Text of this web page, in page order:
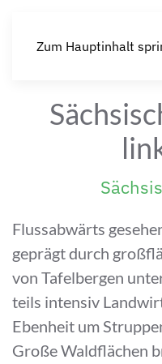
Zum Hauptinhalt
Flussabwärts
geprägt durch
von Tafelbergen
teils intensiv
Ebenheit um
Große Waldflächen